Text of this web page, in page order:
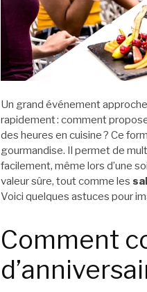
Un grand événement
rapidement : comment
des heures en cuisine ? Ce
gourmandise. Il permet de
facilement, même lors d’une
valeur sûre, tout comme les
Voici quelques astuces pour
Comment